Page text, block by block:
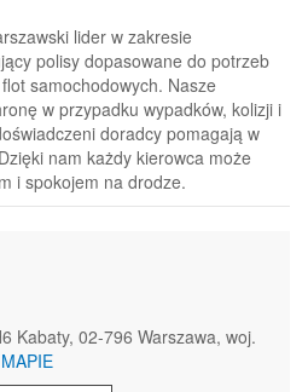
lider w zakresie
polisy dopasowane do potrzeb
samochodowych. Nasze
w przypadku wypadków, kolizji i
doradcy pomagają w
nam każdy kierowca może
i spokojem na drodze.
Kabaty, 02-796 Warszawa, woj.